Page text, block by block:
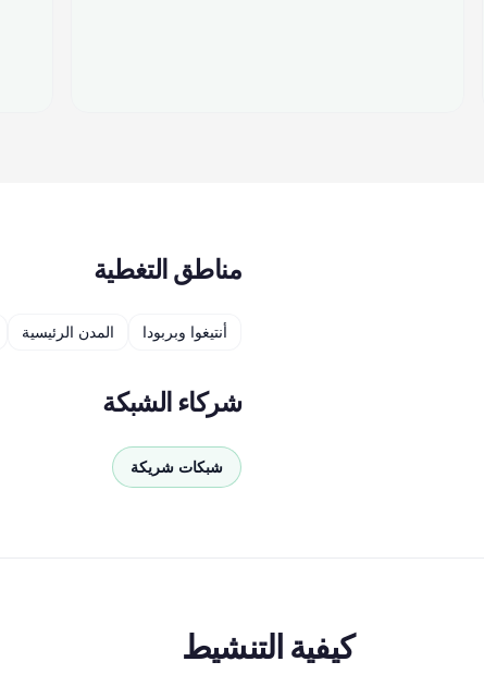
مناطق التغطية
أنتيغوا وبربودا المدن الرئيسية
شركاء الشبكة
شبكات شريكة
كيفية التنشيط